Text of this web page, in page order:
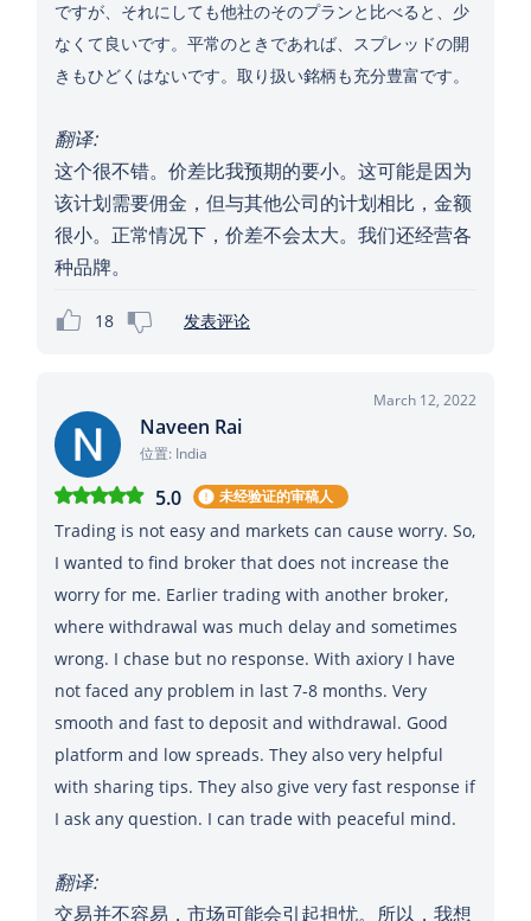
ですが、それにしても他社のそのプランと比べると、少
なくて良いです。平常のときであれば、スプレッドの開
きもひどくはないです。取り扱い銘柄も充分豊富です。
翻译:
这个很不错。价差比我预期的要小。这可能是因为
该计划需要佣金，但与其他公司的计划相比，金额
很小。正常情况下，价差不会太大。我们还经营各
种品牌。
18 发表评论
March 12, 2022
Naveen Rai
位置: India
5.0 未经验证的审稿人
Trading is not easy and markets can cause worry. So,
I wanted to find broker that does not increase the
worry for me. Earlier trading with another broker,
where withdrawal was much delay and sometimes
wrong. I chase but no response. With axiory I have
not faced any problem in last 7-8 months. Very
smooth and fast to deposit and withdrawal. Good
platform and low spreads. They also very helpful
with sharing tips. They also give very fast response if
I ask any question. I can trade with peaceful mind.
翻译:
交易并不容易，市场可能会引起担忧。所以，我想